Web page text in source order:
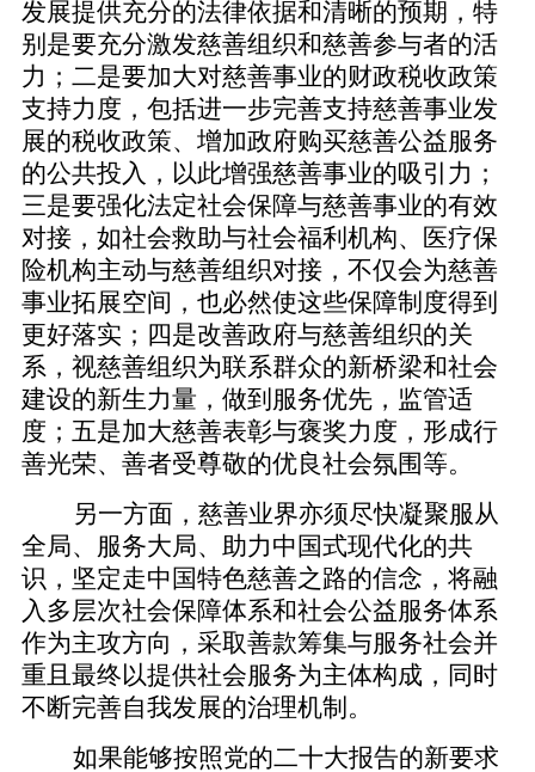
发展提供充分的法律依据和清晰的预期，特
别是要充分激发慈善组织和慈善参与者的活
力；二是要加大对慈善事业的财政税收政策
支持力度，包括进一步完善支持慈善事业发
展的税收政策、增加政府购买慈善公益服务
的公共投入，以此增强慈善事业的吸引力；
三是要强化法定社会保障与慈善事业的有效
对接，如社会救助与社会福利机构、医疗保
险机构主动与慈善组织对接，不仅会为慈善
事业拓展空间，也必然使这些保障制度得到
更好落实；四是改善政府与慈善组织的关
系，视慈善组织为联系群众的新桥梁和社会
建设的新生力量，做到服务优先，监管适
度；五是加大慈善表彰与褒奖力度，形成行
善光荣、善者受尊敬的优良社会氛围等。
另一方面，慈善业界亦须尽快凝聚服从
全局、服务大局、助力中国式现代化的共
识，坚定走中国特色慈善之路的信念，将融
入多层次社会保障体系和社会公益服务体系
作为主攻方向，采取善款筹集与服务社会并
重且最终以提供社会服务为主体构成，同时
不断完善自我发展的治理机制。
如果能够按照党的二十大报告的新要求